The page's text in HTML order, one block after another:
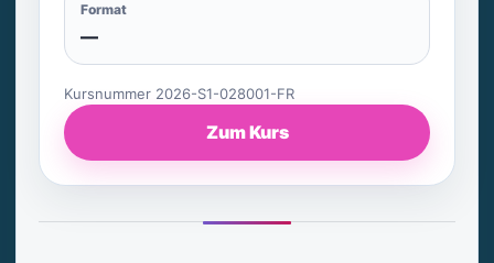
Format
—
Kursnummer 2026-S1-028001-FR
Zum Kurs